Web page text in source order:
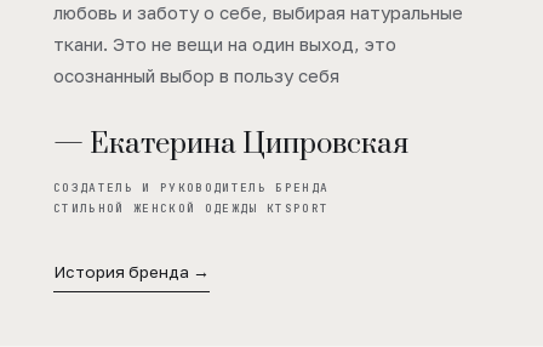
любовь и заботу о себе, выбирая натуральные
ткани. Это не вещи на один выход, это
осознанный выбор в пользу себя
— Екатерина Ципровская
СОЗДАТЕЛЬ И РУКОВОДИТЕЛЬ БРЕНДА
СТИЛЬНОЙ ЖЕНСКОЙ ОДЕЖДЫ KTSPORT
История бренда →